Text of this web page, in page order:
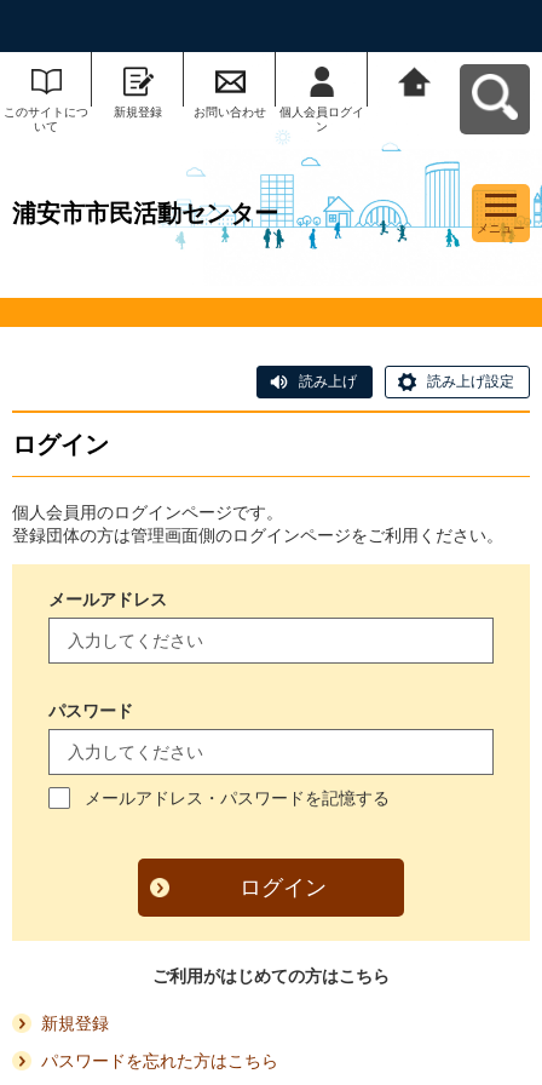
このサイトにつ
いて
新規登録 お問い合わせ
個人会員ログイ
ン
浦安市市民活動センター
メニュー
読み上げ 読み上げ設定
ログイン
個人会員用のログインページです。
登録団体の方は管理画面側のログインページをご利用ください。
メールアドレス
パスワード
メールアドレス・パスワードを記憶する
ログイン
ご利用がはじめての方はこちら
新規登録
パスワードを忘れた方はこちら